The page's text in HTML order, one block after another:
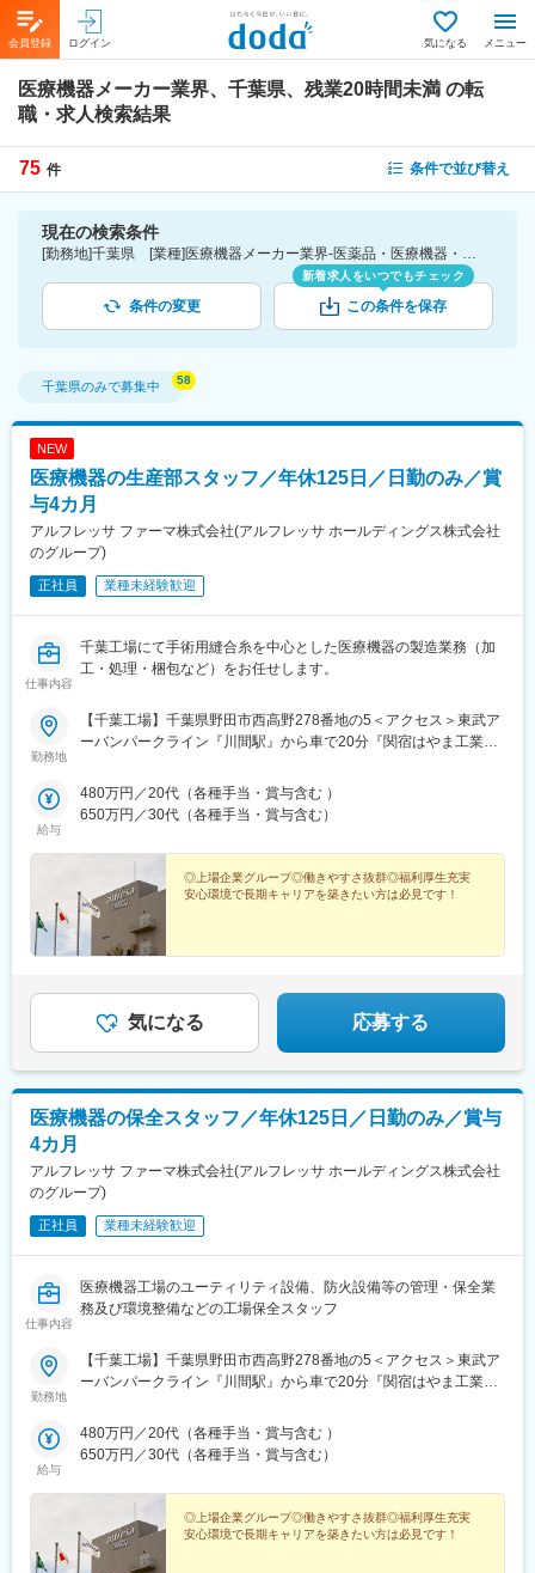
会員登録 ログイン 気になる メニュー
医療機器メーカー業界、千葉県、残業20時間未満 の転
職・求人検索結果
75 件 条件で並び替え
現在の検索条件
[勤務地]千葉県 [業種]医療機器メーカー業界-医薬品・医療機器・ライフサイエンス・医療系サービス [詳細条件](休日・働き方)残業20時間未満
条件の変更
新着求人をいつでもチェック
この条件を保存
千葉県のみで募集中
NEW
医療機器の生産部スタッフ／年休125日／日勤のみ／賞
与4カ月
アルフレッサ ファーマ株式会社(アルフレッサ ホールディングス株式会社
のグループ)
正社員 業種未経験歓迎
仕事内容
千葉工場にて手術用縫合糸を中心とした医療機器の製造業務（加
工・処理・梱包など）をお任せします。
勤務地
【千葉工場】千葉県野田市西高野278番地の5＜アクセス＞東武ア
ーバンパークライン『川間駅』から車で20分『関宿はやま工業団
給与
480万円／20代（各種手当・賞与含む ）
650万円／30代（各種手当・賞与含む）
◎上場企業グループ◎働きやすさ抜群◎福利厚生充実
安心環境で長期キャリアを築きたい方は必見です！
気になる 応募する
医療機器の保全スタッフ／年休125日／日勤のみ／賞与
4カ月
アルフレッサ ファーマ株式会社(アルフレッサ ホールディングス株式会社
のグループ)
正社員 業種未経験歓迎
仕事内容
医療機器工場のユーティリティ設備、防火設備等の管理・保全業
務及び環境整備などの工場保全スタッフ
勤務地
【千葉工場】千葉県野田市西高野278番地の5＜アクセス＞東武ア
ーバンパークライン『川間駅』から車で20分『関宿はやま工業団
給与
480万円／20代（各種手当・賞与含む ）
650万円／30代（各種手当・賞与含む）
◎上場企業グループ◎働きやすさ抜群◎福利厚生充実
安心環境で長期キャリアを築きたい方は必見です！